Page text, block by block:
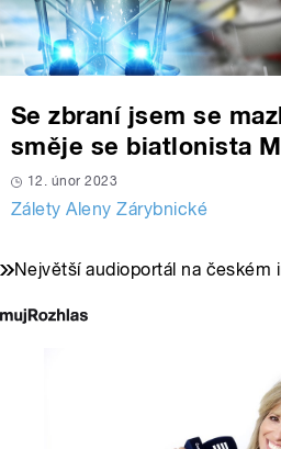
Se zbraní jsem se
směje se biatlonista
12. únor 2023
Zálety Aleny Zárybnické
Největší audioportál na českém